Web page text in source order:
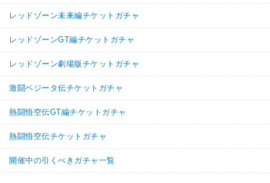
レッドゾーン未来編チケットガチャ
レッドゾーンGT編チケットガチャ
レッドゾーン劇場版チケットガチャ
激闘ベジータ伝チケットガチャ
熱闘悟空伝GT編チケットガチャ
熱闘悟空伝チケットガチャ
開催中の引くべきガチャ一覧